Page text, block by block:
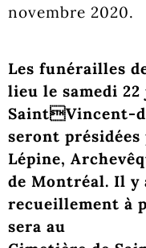
novembre 2020.
Les funérailles
lieu le samedi 22
SaintVincent-
seront
Lépine,
de Montréal. Il y
recueillement à
sera au